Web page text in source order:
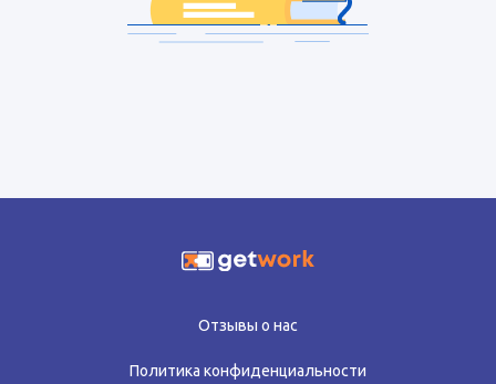
Отзывы о нас
Политика конфиденциальности